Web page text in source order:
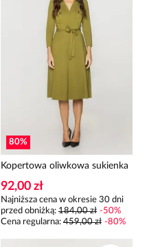
80%
Kopertowa oliwkowa sukienka
92,00 zł
Najniższa cena w okresie 30 dni
przed obniżką: 184,00 zł -50%
Cena regularna: 459,00 zł -80%